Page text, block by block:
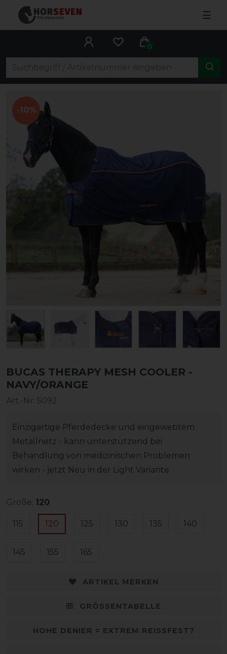
☰
0
-10%
BUCAS THERAPY MESH COOLER -
NAVY/ORANGE
Art.-Nr: 5092
Einzigartige Pferdedecke und eingewebtem
Metallnetz - kann unterstützend bei
Behandlung von medizinischen Problemen
wirken - jetzt Neu in der Light Variante
Größe: 120
115 120 125 130 135 140
145 155 165
ARTIKEL MERKEN
GRÖSSENTABELLE
HOHE DENIER = EXTREM REISSFEST?